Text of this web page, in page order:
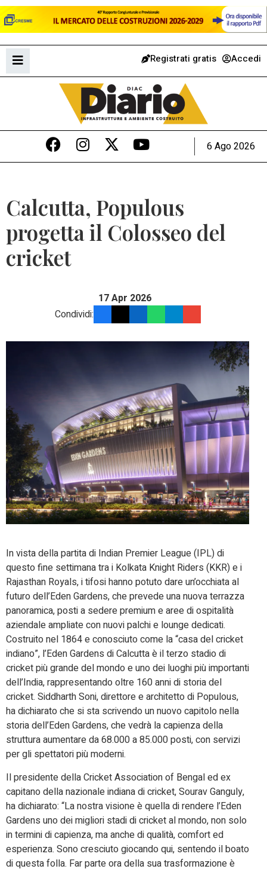
Registrati gratis Accedi
6 Ago 2026
Calcutta, Populous
progetta il Colosseo del
cricket
17 Apr 2026
Condividi:
In vista della partita di Indian Premier League (IPL) di
questo fine settimana tra i Kolkata Knight Riders (KKR) e i
Rajasthan Royals, i tifosi hanno potuto dare un’occhiata al
futuro dell’Eden Gardens, che prevede una nuova terrazza
panoramica, posti a sedere premium e aree di ospitalità
aziendale ampliate con nuovi palchi e lounge dedicati.
Costruito nel 1864 e conosciuto come la “casa del cricket
indiano”, l’Eden Gardens di Calcutta è il terzo stadio di
cricket più grande del mondo e uno dei luoghi più importanti
dell’India, rappresentando oltre 160 anni di storia del
cricket. Siddharth Soni, direttore e architetto di Populous,
ha dichiarato che si sta scrivendo un nuovo capitolo nella
storia dell’Eden Gardens, che vedrà la capienza della
struttura aumentare da 68.000 a 85.000 posti, con servizi
per gli spettatori più moderni.
Il presidente della Cricket Association of Bengal ed ex
capitano della nazionale indiana di cricket, Sourav Ganguly,
ha dichiarato: “La nostra visione è quella di rendere l’Eden
Gardens uno dei migliori stadi di cricket al mondo, non solo
in termini di capienza, ma anche di qualità, comfort ed
esperienza. Sono cresciuto giocando qui, sentendo il boato
di questa folla. Far parte ora della sua trasformazione è